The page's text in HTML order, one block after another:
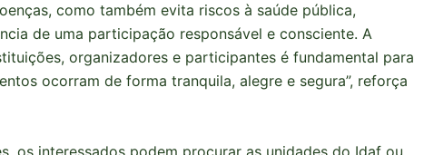
como também evita riscos à saúde pública,
de uma participação responsável e consciente. A
organizadores e participantes é fundamental para
ocorram de forma tranquila, alegre e segura”, reforça
os interessados podem procurar as unidades do Idaf ou